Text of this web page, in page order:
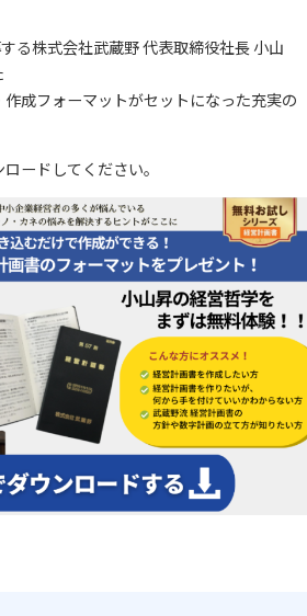
る株式会社武蔵野 代表取締役社長 小山
成フォーマットがセットになった充実の
ードしてください。